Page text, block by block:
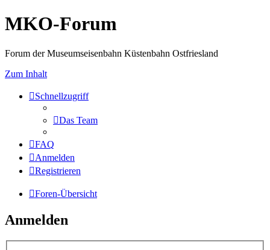
MKO-Forum
Forum der Museumseisenbahn Küstenbahn Ostfriesland
Zum Inhalt
Schnellzugriff
Das Team
FAQ
Anmelden
Registrieren
Foren-Übersicht
Anmelden